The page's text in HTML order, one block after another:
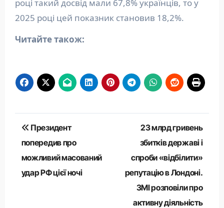
році такий досвід мали 67,8% українців, то у
2025 році цей показник становив 18,2%.
Читайте також:
Навігація
записів
Президент
попередив про
можливий масований
удар РФ цієї ночі
23 млрд гривень
збитків державі і
спроби «відбілити»
репутацію в Лондоні.
ЗМІ розповіли про
активну діяльність